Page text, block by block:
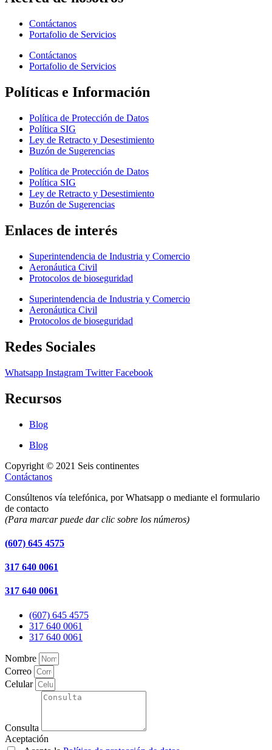
Contáctanos
Portafolio de Servicios
Contáctanos
Portafolio de Servicios
Políticas e Información
Política de Protección de Datos
Política SIG
Ley de Retracto y Desestimiento
Buzón de Sugerencias
Política de Protección de Datos
Política SIG
Ley de Retracto y Desestimiento
Buzón de Sugerencias
Enlaces de interés
Superintendencia de Industria y Comercio
Aeronáutica Civil
Protocolos de bioseguridad
Superintendencia de Industria y Comercio
Aeronáutica Civil
Protocolos de bioseguridad
Redes Sociales
Whatsapp Instagram Twitter Facebook
Recursos
Blog
Blog
Copyright © 2021 Seis continentes
Contáctanos
Consúltenos vía telefónica, por Whatsapp o mediante el formulario
de contacto
(Para marcar puede dar clic sobre los números)
(607) 645 4575
317 640 0061
317 640 0061
(607) 645 4575
317 640 0061
317 640 0061
Nombre
Correo
Celular
Consulta
Aceptación